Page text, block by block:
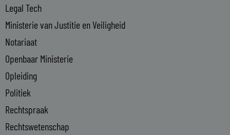
Legal Tech
Ministerie van Justitie en Veiligheid
Notariaat
Openbaar Ministerie
Opleiding
Politiek
Rechtspraak
Rechtswetenschap